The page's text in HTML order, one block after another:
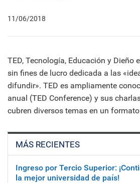
11/06/2018
TED, Tecnología, Educación y Dieño
sin fines de lucro dedicada a las
difundir». TED es ampliamente
anual (TED Conference) y sus
cubren diversos temas en un
MÁS RECIENTES
Ingreso por Tercio Superior:
la mejor universidad de país!